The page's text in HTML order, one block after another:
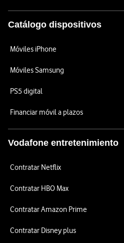
Catálogo dispositivos
Móviles iPhone
Móviles Samsung
PS5 digital
Financiar móvil a plazos
Vodafone entretenimiento
Contratar Netflix
Contratar HBO Max
Contratar Amazon Prime
Contratar Disney plus